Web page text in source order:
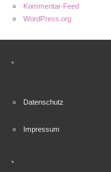
Kommentar-Feed
WordPress.org
°
Datenschutz
Impressum
°